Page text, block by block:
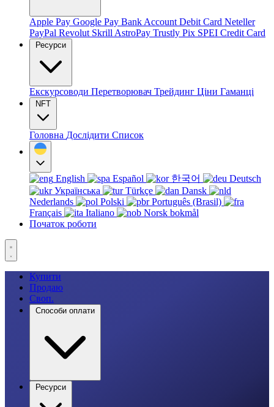
Apple Pay Google Pay Bank Account Debit Card Neteller
PayPal Revolut Skrill AstroPay Trustly Pix SPEI Credit Card
Ресурси
Екскурсоводи Перетворювач Трейдинг Ціни Гаманці
NFT
Головна Дослідити Список
English Español 한국어
Deutsch
Українська
Türkçe
Dansk
Nederlands
Polski
Português (Brasil)
Français
Italiano
Norsk bokmål
Початок роботи
Купити
Продаю
Своп.
Способи оплати
Ресурси